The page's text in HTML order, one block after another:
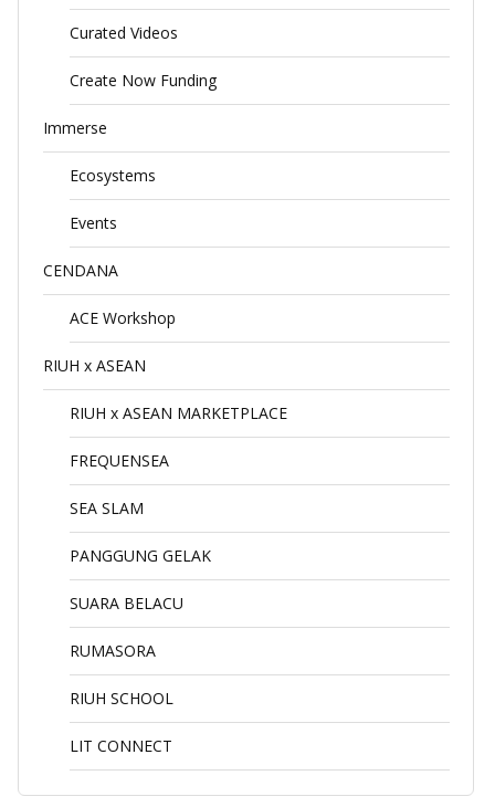
Curated Videos
Create Now Funding
Immerse
Ecosystems
Events
CENDANA
ACE Workshop
RIUH x ASEAN
RIUH x ASEAN MARKETPLACE
FREQUENSEA
SEA SLAM
PANGGUNG GELAK
SUARA BELACU
RUMASORA
RIUH SCHOOL
LIT CONNECT